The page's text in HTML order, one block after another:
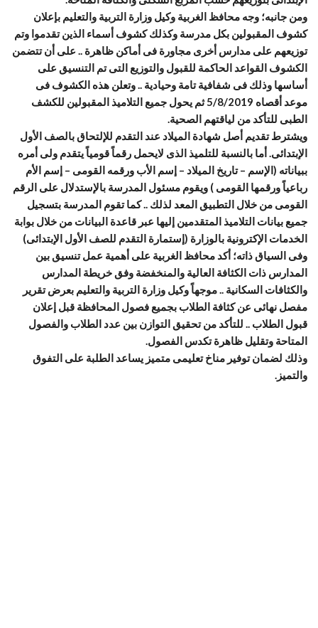
ومن جانبه؛ وجه محافظ الغربية وكيل وزارة التربية والتعليم بإعلان
كشوف المقبولين بكل مدرسة وكذلك كشوف أسماء الذين تقدموا وتم
توزيعهم على مدارس أخرى مجاورة فى أماكن ظاهرة .. على أن تتضمن
الكشوف القواعد الحاكمة للقبول والتوزيع التى تم التنسيق على
أساسها وذلك فى شفافية تامة وحيادية .. وتعلن هذه الكشوف فى
موعد أقصاه 5/8/2019 ثم يحول جميع التلاميذ المقبولين للكشف
الطبى للتأكد من لياقتهم الصحية.
ويشترط تقديم أصل شهادة الميلاد عند التقدم للإلتحاق بالصف الأول
الإبتدائى. أما بالنسبة للتلميذ الذى لايحمل رقماً قومياً يتقدم ولى أمره
ببياناته (الإسم – تاريخ الميلاد – إسم الأب ورقمه القومى – إسم الأم
رباعياً ورقمها القومى ) ويقوم مسئول المدرسة بالإستدلال على الرقم
القومى من خلال التطبيق المعد لذلك .. كما تقوم المدرسة بتسجيل
جميع بيانات التلاميذ المتقدمين إليها عبر قاعدة البيانات من خلال بوابة
الخدمات الإكترونية بالوزارة (إستمارة التقدم للصف الأول الإبتدائى)
وفى السياق ذاته؛ أكد محافظ الغربية على أهمية عمل تنسيق بين
المدارس ذات الكثافة العالية والمنخفضة وفق خريطة المدارس
والكثافات السكانية .. موجهاً وكيل وزارة التربية والتعليم بعرض تقرير
مفصل نهائى عن كثافة الطلاب بجميع فصول المحافظة قبل إعلان
قبول الطلاب .. للتأكد من تحقيق التوازن بين عدد الطلاب والفصول
المتاحة وتقليل ظاهرة تكدس الفصول.
وذلك لضمان توفير مناخ تعليمى متميز يساعد الطلبة على التفوق
والتميز.